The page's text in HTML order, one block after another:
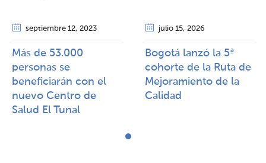
septiembre 12, 2023
Más de 53.000
personas se
beneficiarán con el
nuevo Centro de
Salud El Tunal
julio 15, 2026
Bogotá lanzó la 5ª
cohorte de la Ruta de
Mejoramiento de la
Calidad​​